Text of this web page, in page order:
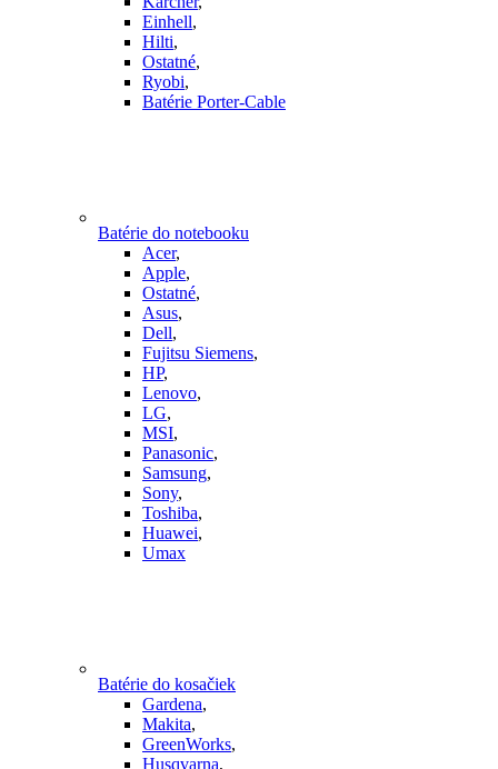
Einhell,
Hilti,
Ostatné,
Ryobi,
Batérie Porter-Cable
Batérie do notebooku
Acer,
Apple,
Ostatné,
Asus,
Dell,
Fujitsu Siemens,
HP,
Lenovo,
LG,
MSI,
Panasonic,
Samsung,
Sony,
Toshiba,
Huawei,
Umax
Batérie do kosačiek
Gardena,
Makita,
GreenWorks,
Husqvarna,